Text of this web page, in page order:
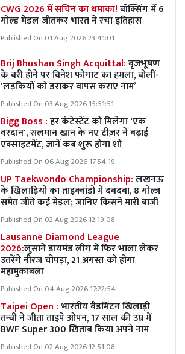
CWG 2026 में सचिन का धमाका!बॉक्सिंग में 6
गोल्ड मेडल जीतकर भारत ने रचा इतिहास
Published On 01 Aug 2026 23:41:01
Brij Bhushan Singh Acquittal:बृजभूषण
के बरी होने पर विनेश फोगाट का हमला, बोलीं-
‘लड़कियों को डराकर वापस कराए नाम’
Published On 03 Aug 2026 15:51:51
Bigg Boss :हर कंटेस्टेंट को मिलेगा 'एक
वरदान', सलमान खान के नए टीज़र ने बढ़ाई
एक्साइटमेंट, जानें कब शुरू होगा शो
Published On 06 Aug 2026 17:54:19
UP Taekwondo Championship:लखनऊ
के खिलाड़ियों का ताइक्वांडो में दबदबा, 8 गोल्ज
समेत जीते कई मेडल; जानिए किसने मारी बाजी
Published On 02 Aug 2026 12:19:08
Lausanne Diamond League
2026:लुसाने डायमंड लीग में फिर भाला लेकर
उतरेंगे नीरज चोपड़ा, 21 अगस्त को होगा
महामुकाबला
Published On 04 Aug 2026 17:22:54
Taipei Open :भारतीय बैडमिंटन खिलाड़ी
तन्वी ने जीता ताइपे ओपन, 17 साल की उम्र में
BWF Super 300 खिताब किया अपने नाम
Published On 02 Aug 2026 12:51:08